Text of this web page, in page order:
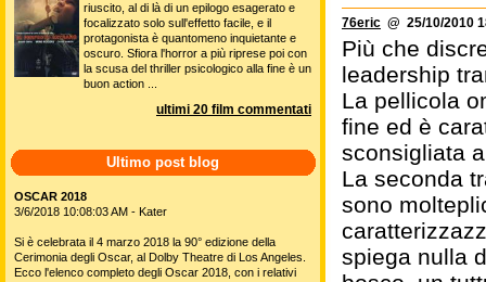
76eric @ 25/10/2010
Più che
leadership
La pellicola
fine ed è
sconsigliata
La seconda
sono
spiega nulla
riuscito, al di là di un epilogo esagerato e
focalizzato solo sull'effetto facile, e il
protagonista è quantomeno inquietante e
oscuro. Sfiora l'horror a più riprese poi con
la scusa del thriller psicologico alla fine è un
buon action ...
ultimi 20 film commentati
Ultimo post blog
OSCAR 2018
3/6/2018 10:08:03 AM - Kater
Si è celebrata il 4 marzo 2018 la 90° edizione della
Cerimonia degli Oscar, al Dolby Theatre di Los Angeles.
Ecco l'elenco completo degli Oscar 2018, con i relativi